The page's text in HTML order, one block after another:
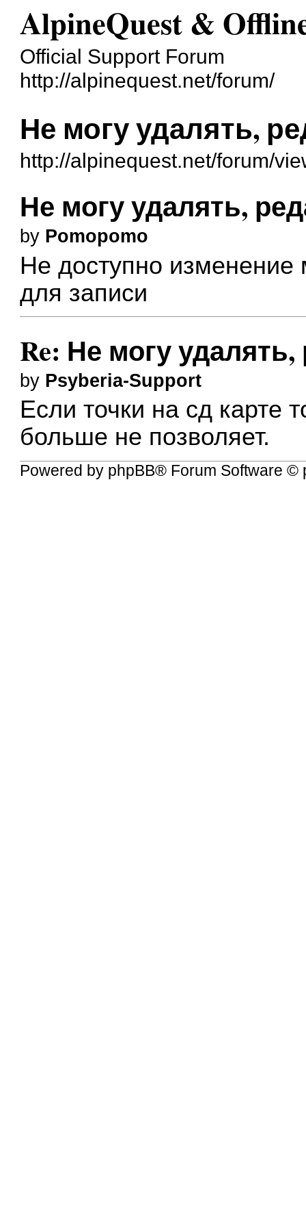
AlpineQuest &
Official Support Forum
http://alpinequest.net/forum/
Не могу удалять,
http://alpinequest.net/forum/
Не могу удалять,
by Pomopomo
Не доступно изменение
для записи
Re: Не могу
by Psyberia-Support
Если точки на сд карте
больше не позволяет.
Powered by phpBB® Forum Software ©